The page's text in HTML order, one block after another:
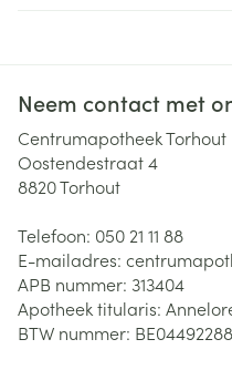
Neem contact met
Centrumapotheek Torhout
Oostendestraat 4
8820Torhout
Telefoon: 050 21 11 88
E-mailadres:
APB nummer: 313404
Apotheek titularis:
BTW nummer: